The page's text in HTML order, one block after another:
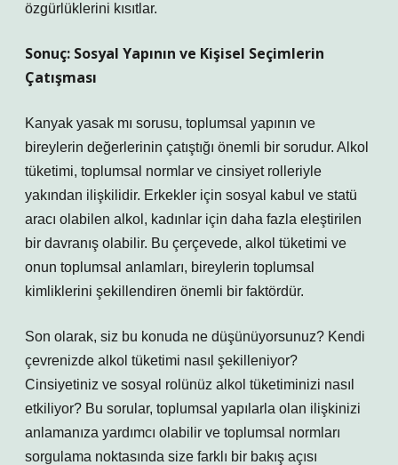
özgürlüklerini kısıtlar.
Sonuç: Sosyal Yapının ve Kişisel Seçimlerin
Çatışması
Kanyak yasak mı sorusu, toplumsal yapının ve
bireylerin değerlerinin çatıştığı önemli bir sorudur. Alkol
tüketimi, toplumsal normlar ve cinsiyet rolleriyle
yakından ilişkilidir. Erkekler için sosyal kabul ve statü
aracı olabilen alkol, kadınlar için daha fazla eleştirilen
bir davranış olabilir. Bu çerçevede, alkol tüketimi ve
onun toplumsal anlamları, bireylerin toplumsal
kimliklerini şekillendiren önemli bir faktördür.
Son olarak, siz bu konuda ne düşünüyorsunuz? Kendi
çevrenizde alkol tüketimi nasıl şekilleniyor?
Cinsiyetiniz ve sosyal rolünüz alkol tüketiminizi nasıl
etkiliyor? Bu sorular, toplumsal yapılarla olan ilişkinizi
anlamanıza yardımcı olabilir ve toplumsal normları
sorgulama noktasında size farklı bir bakış açısı